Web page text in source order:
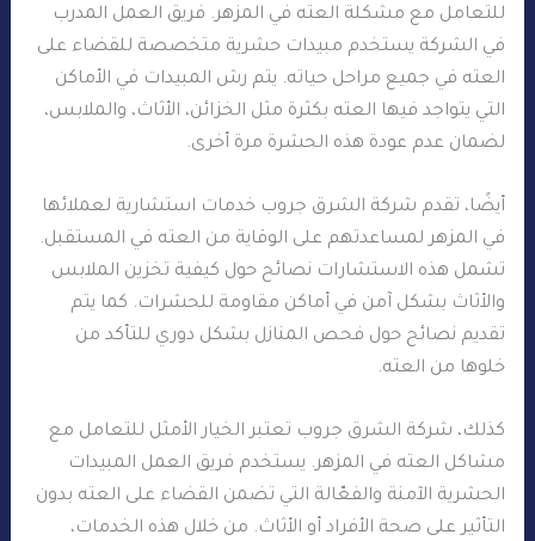
للتعامل مع مشكلة العته في المزهر. فريق العمل المدرب
في الشركة يستخدم مبيدات حشرية متخصصة للقضاء على
العته في جميع مراحل حياته. يتم رش المبيدات في الأماكن
التي يتواجد فيها العته بكثرة مثل الخزائن، الأثاث، والملابس،
لضمان عدم عودة هذه الحشرة مرة أخرى.
أيضًا، تقدم شركة الشرق جروب خدمات استشارية لعملائها
في المزهر لمساعدتهم على الوقاية من العته في المستقبل.
تشمل هذه الاستشارات نصائح حول كيفية تخزين الملابس
والأثاث بشكل آمن في أماكن مقاومة للحشرات. كما يتم
تقديم نصائح حول فحص المنازل بشكل دوري للتأكد من
خلوها من العته.
كذلك، شركة الشرق جروب تعتبر الخيار الأمثل للتعامل مع
مشاكل العته في المزهر. يستخدم فريق العمل المبيدات
الحشرية الآمنة والفعّالة التي تضمن القضاء على العته بدون
التأثير على صحة الأفراد أو الأثاث. من خلال هذه الخدمات،